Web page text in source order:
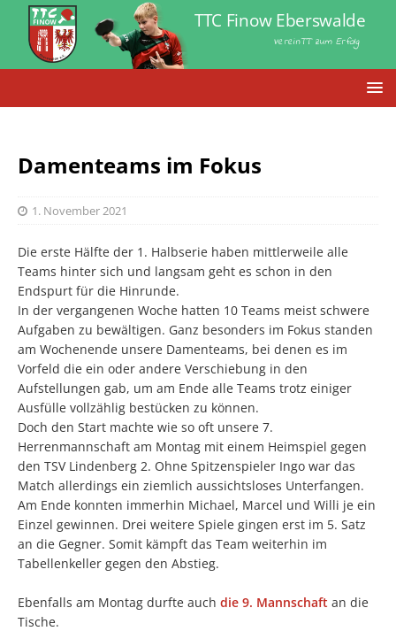
VereinTT zum Erfolg
TTC Finow Eberswalde
Damenteams im Fokus
1. November 2021
Die erste Hälfte der 1. Halbserie haben mittlerweile alle
Teams hinter sich und langsam geht es schon in den
Endspurt für die Hinrunde.
In der vergangenen Woche hatten 10 Teams meist schwere
Aufgaben zu bewältigen. Ganz besonders im Fokus standen
am Wochenende unsere Damenteams, bei denen es im
Vorfeld die ein oder andere Verschiebung in den
Aufstellungen gab, um am Ende alle Teams trotz einiger
Ausfülle vollzählig bestücken zu können.
Doch den Start machte wie so oft unsere 7.
Herrenmannschaft am Montag mit einem Heimspiel gegen
den TSV Lindenberg 2. Ohne Spitzenspieler Ingo war das
Match allerdings ein ziemlich aussichtsloses Unterfangen.
Am Ende konnten immerhin Michael, Marcel und Willi je ein
Einzel gewinnen. Drei weitere Spiele gingen erst im 5. Satz
an die Gegner. Somit kämpft das Team weiterhin im
Tabellenkeller gegen den Abstieg.
Ebenfalls am Montag durfte auch die 9. Mannschaft an die
Tische.